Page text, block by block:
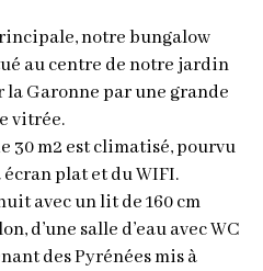
notre bungalow
au centre de notre jardin
la Garonne par une grande
vitrée.
30 m2 est climatisé, pourvu
plat et du WIFI.
avec un lit de 160 cm
d’une salle d’eau avec WC
des Pyrénées mis à